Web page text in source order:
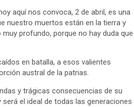
aquí nos convoca, 2 de abril, es una
nuestro muertos están en la tierra y
profundo, porque no hay duda que
en batalla, a esos valientes
austral de la patrias.
y trágicas consecuencias de su
el ideal de todas las generaciones